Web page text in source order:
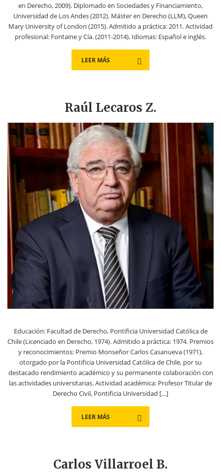
en Derecho, 2009). Diplomado en Sociedades y Financiamiento,
Universidad de Los Andes (2012). Máster en Derecho (LLM), Queen
Mary University of London (2015). Admitido a práctica: 2011. Actividad
profesional: Fontaine y Cía. (2011-2014). Idiomas: Español e inglés.
LEER MÁS
Raúl Lecaros Z.
Educación: Facultad de Derecho, Pontificia Universidad Católica de
Chile (Licenciado en Derecho, 1974). Admitido a práctica: 1974. Premios
y reconocimientos: Premio Monseñor Carlos Casanueva (1971),
otorgado por la Pontificia Universidad Católica de Chile, por su
destacado rendimiento académico y su permanente colaboración con
las actividades universitarias. Actividad académica: Profesor Titular de
Derecho Civil, Pontificia Universidad […]
LEER MÁS
Carlos Villarroel B.